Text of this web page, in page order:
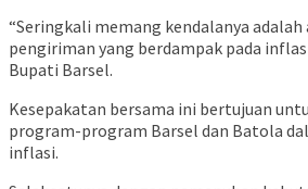
“Seringkali memang kendalanya adalah
pengiriman yang berdampak pada
Bupati Barsel.
Kesepakatan bersama ini bertujuan
program-program Barsel dan Batola
inflasi.